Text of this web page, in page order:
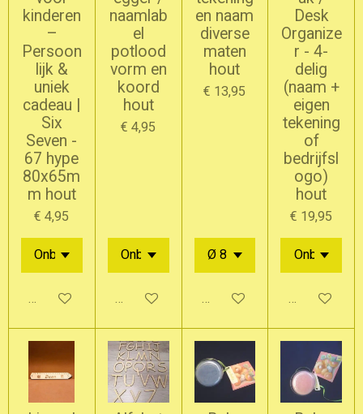
kinderen
–
Persoon
lijk &
uniek
cadeau |
Six
Seven -
67 hype
80x65m
m hout
€ 4,95
In winkelwagen
naamlab
el
potlood
vorm en
koord
hout
€ 4,95
Bekijk details
en naam
diverse
maten
hout
€ 13,95
Bekijk details
Desk
Organize
r - 4-
delig
(naam +
eigen
tekening
of
bedrijfsl
ogo)
hout
€ 19,95
Bekijk details